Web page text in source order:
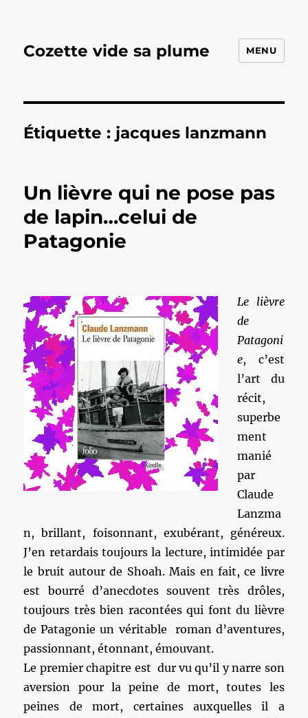
Cozette vide sa plume MENU
Étiquette : jacques lanzmann
Un lièvre qui ne pose pas
de lapin…celui de
Patagonie
Le lièvre
de
Patagoni
e, c’est
l’art du
récit,
superbe
ment
manié
par
Claude
Lanzma
n, brillant, foisonnant, exubérant, généreux.
J’en retardais toujours la lecture, intimidée par
le bruit autour de Shoah. Mais en fait, ce livre
est bourré d’anecdotes souvent très drôles,
toujours très bien racontées qui font du lièvre
de Patagonie un véritable roman d’aventures,
passionnant, étonnant, émouvant.
Le premier chapitre est dur vu qu’il y narre son
aversion pour la peine de mort, toutes les
peines de mort, certaines auxquelles il a